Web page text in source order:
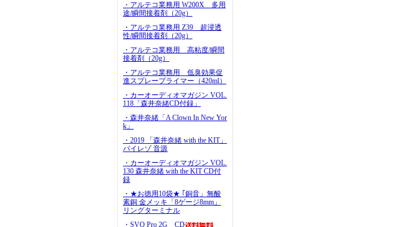
・アルテコ業務用 W200X 多用
途/瞬間接着剤（20g）
・アルテコ業務用 Z39 超浸透
性/瞬間接着剤（20g）
・アルテコ業務用 高粘度/瞬間
接着剤（20g）
・アルテコ業務用 低臭効果促
進スプレープライマー（420ml）
・カーオーディオマガジン VOL.
118「森井奈緒CD付録」
・森井奈緒「A Clown In New Yor
k」
・2019 「森井奈緒 with the KIT」
バイレゾ 音源
・カーオーディオマガジン VOL.
130 森井奈緒 with the KIT CD付
録
・★お徳用10袋★ ｢銅音」無酸
素銅 金メッキ「8ゲージ8mm」
リングターミナル
・SVO Pro 2G CD